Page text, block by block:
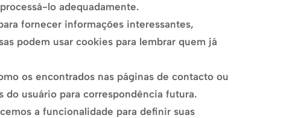
lo adequadamente.
fornecer informações interessantes,
podem usar cookies para lembrar quem já
os encontrados nas páginas de contacto ou
do usuário para correspondência futura.
a funcionalidade para definir suas